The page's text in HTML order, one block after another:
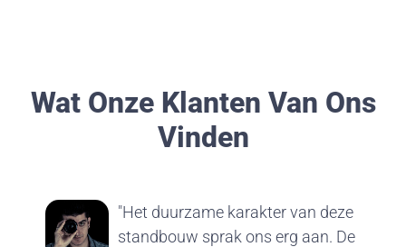
Wat Onze Klanten Van Ons
Vinden
"Het duurzame karakter van deze
standbouw sprak ons erg aan. De